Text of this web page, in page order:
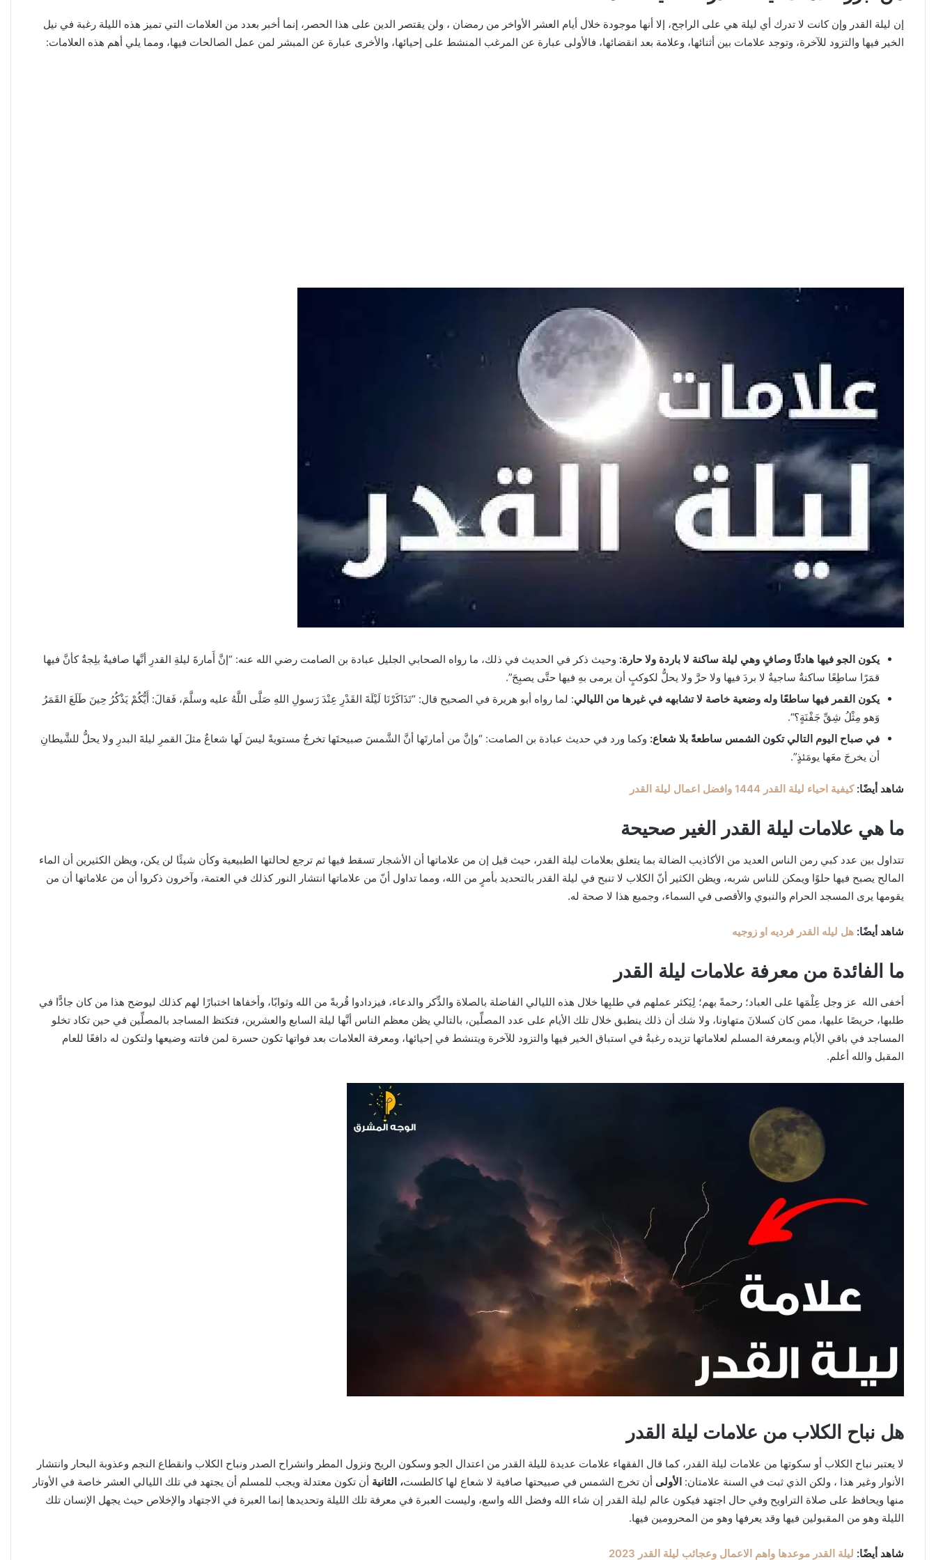
إن ليلة القدر وإن كانت لا تدرك أي ليلة هي على الراجح، إلا أنها موجودة خلال أيام العشر الأواخر من رمضان ، ولن يقتصر الدين على هذا الحصر، إنما أخبر بعدد من العلامات التي تميز هذه الليلة رغبة في نيل
الخير فيها والتزود للآخرة، وتوجد علامات بين أثنائها، وعلامة بعد انقضائها، فالأولى عبارة عن المرغب المنشط على إحيائها، والأخرى عبارة عن المبشر لمن عمل الصالحات فيها، ومما يلي أهم هذه العلامات:
يكون الجو فيها هادئًا وصافٍ وهي ليلة ساكنة لا باردة ولا حارة: وحيث ذكر في الحديث في ذلك، ما رواه الصحابي الجليل عبادة بن الصامت رضي الله عنه: “إنَّ أَمارةَ ليلةِ القدرِ أنَّها صافيةٌ بلِجةٌ كأنَّ فيها
قمَرًا ساطِعًا ساكنةٌ ساجيةٌ لا بردَ فيها ولا حرَّ ولا يحلُّ لكوكبٍ أن يرمى بهِ فيها حتَّى يصبِحَ”.
يكون القمر فيها ساطعًا وله وضعية خاصة لا تشابهه في غيرها من الليالي: لما رواه أبو هريرة في الصحيح قال: “تَذَاكَرْنَا لَيْلَةَ القَدْرِ عِنْدَ رَسولِ اللهِ صَلَّى اللَّهُ عليه وسلَّمَ، فَقالَ: أَيُّكُمْ يَذْكُرُ حِينَ طَلَعَ القَمَرُ
وَهو مِثْلُ شِقِّ جَفْنَةٍ؟“.
في صباح اليوم التالي تكون الشمس ساطعةً بلا شعاع: وكما ورد في حديث عبادة بن الصامت: “وإنَّ من أمارتَها أنَّ الشَّمسَ صبيحتَها تخرجُ مستويةً ليسَ لَها شعاعٌ مثلَ القمرِ ليلةَ البدرِ ولا يحلُّ للشَّيطانِ
أن يخرجَ معَها يومَئذٍ”.
شاهد أيضًا:كيفية احياء ليلة القدر 1444 وافضل اعمال ليلة القدر
ما هي علامات ليلة القدر الغير صحيحة
تتداول بين عدد كبي رمن الناس العديد من الأكاذيب الضالة بما يتعلق بعلامات ليلة القدر، حيث قيل إن من علاماتها أن الأشجار تسقط فيها ثم ترجع لحالتها الطبيعية وكأن شيئًا لن يكن، ويظن الكثيرين أن الماء
المالح يصبح فيها حلوًا ويمكن للناس شربه، ويظن الكثير أنّ الكلاب لا تنبح في ليلة القدر بالتحديد بأمرٍ من الله، ومما تداول أنّ من علاماتها انتشار النور كذلك في العتمة، وآخرون ذكروا أن من علاماتها أن من
يقومها يرى المسجد الحرام والنبوي والأقصى في السماء، وجميع هذا لا صحة له.
شاهد أيضًا: هل ليله القدر فرديه او زوجيه
ما الفائدة من معرفة علامات ليلة القدر
أخفى الله عز وجل عِلْمَها على العباد؛ رحمةً بهم؛ لِيَكثر عملهم في طلبِها خلال هذه الليالي الفاضلة بالصلاة والذِّكر والدعاء، فيزدادوا قُربةً من الله وثوابًا، وأخفاها اختبارًا لهم كذلك ليوضح هذا من كان جادًّا في
طلبها، حريصًا عليها، ممن كان كسلانَ متهاونا، ولا شك أن ذلك ينطبق خلال تلك الأيام على عدد المصلِّين، بالتالي يظن معظم الناس أنَّها ليلة السابع والعشرين، فتكتظ المساجد بالمصلِّين في حين تكاد تخلو
المساجد في باقي الأيام وبمعرفة المسلم لعلاماتها تزيده رغبةُ في استباق الخير فيها والتزود للآخرة ويتنشط في إحيائها، ومعرفة العلامات بعد فواتها تكون حسرة لمن فاتته وضيعها ولتكون له دافعًا للعام
المقبل والله أعلم.
هل نباح الكلاب من علامات ليلة القدر
لا يعتبر نباح الكلاب أو سكوتها من علامات ليلة القدر، كما قال الفقهاء علامات عديدة لليلة القدر من اعتدال الجو وسكون الريح ونزول المطر وانشراح الصدر ونباح الكلاب وانقطاع النجم وعذوبة البحار وانتشار
الأنوار وغير هذا ، ولكن الذي ثبت في السنة علامتان: الأولى أن تخرج الشمس في صبيحتها صافية لا شعاع لها كالطست، الثانية أن تكون معتدلة ويجب للمسلم أن يجتهد في تلك الليالي العشر خاصة في الأوتار
منها ويحافظ على صلاة التراويح وفي حال اجتهد فيكون عالم ليلة القدر إن شاء الله وفضل الله واسع، وليست العبرة في معرفة تلك الليلة وتحديدها إنما العبرة في الاجتهاد والإخلاص حيث يجهل الإنسان تلك
الليلة وهو من المقبولين فيها وقد يعرفها وهو من المحرومين فيها.
شاهد أيضًا: ليلة القدر موعدها واهم الاعمال وعجائب ليلة القدر 2023